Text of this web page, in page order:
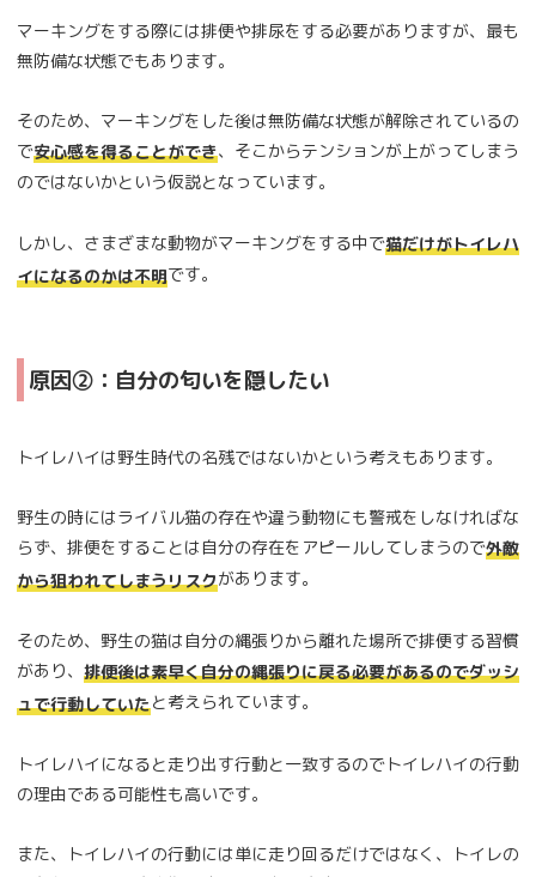
マーキングをする際には排便や排尿をする必要がありますが、最も
無防備な状態でもあります。
そのため、マーキングをした後は無防備な状態が解除されているの
で安心感を得ることができ、そこからテンションが上がってしまう
のではないかという仮説となっています。
しかし、さまざまな動物がマーキングをする中で猫だけがトイレハ
イになるのかは不明です。
原因②：自分の匂いを隠したい
トイレハイは野生時代の名残ではないかという考えもあります。
野生の時にはライバル猫の存在や違う動物にも警戒をしなければな
らず、排便をすることは自分の存在をアピールしてしまうので外敵
から狙われてしまうリスクがあります。
そのため、野生の猫は自分の縄張りから離れた場所で排便する習慣
があり、 排便後は素早く自分の縄張りに戻る必要があるのでダッシ
ュで行動していたと考えられています。
トイレハイになると走り出す行動と一致するのでトイレハイの行動
の理由である可能性も高いです。
また、トイレハイの行動には単に走り回るだけではなく、トイレの